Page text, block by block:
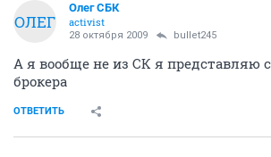
ОЛЕГ
Олег СБК
activist
28 октября 2009 bullet245
А я вообще не из СК я представляю
брокера
ОТВЕТИТЬ